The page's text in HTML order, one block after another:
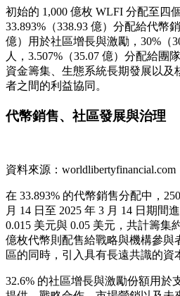
初始的 1,000 億枚 WLFI 分配至四
33.893%（338.93 億）分配給代幣
億）用於社區增長與激勵，30%（
人，3.507%（35.07 億）分配給團
資金籌集、生態系統長期發展以及
者之間的利益協同。
代幣銷售、社區發展與治理
資料來源：worldlibertyfinancial.com
在 33.893% 的代幣銷售分配中，
月 14 日至 2025 年 3 月 14 日期間
0.015 美元與 0.05 美元，共計籌集
億枚代幣則配售給戰略與機構參與
區的同時，引入具有長遠共識的資
32.6% 的社區增長與激勵份額用於